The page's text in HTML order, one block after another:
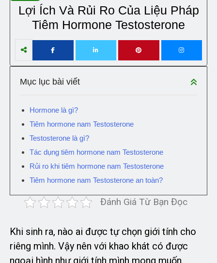
Lợi Ích Và Rủi Ro Của Liệu Pháp
Tiêm Hormone Testosterone
Mục lục bài viết
Hormone là gì?
Tiêm hormone nam Testosterone
Testosterone là gì?
Tác dụng tiêm hormone nam Testosterone
Rủi ro khi tiêm hormone nam Testosterone
Tiêm hormone nam Testosterone an toàn?
Đánh Giá Từ Bạn Đọc
Khi sinh ra, nào ai được tự chọn giới tính cho
riêng mình. Vậy nên với khao khát có được
ngoại hình như giới tính mình mong muốn,